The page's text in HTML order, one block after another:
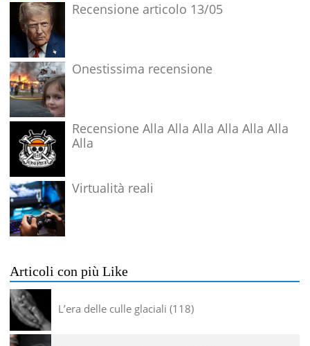
Recensione articolo 13/05
Onestissima recensione
Recensione Alla Alla Alla Alla Alla Alla
Alla
Virtualità reali
Articoli con più Like
L’era delle culle glaciali 118